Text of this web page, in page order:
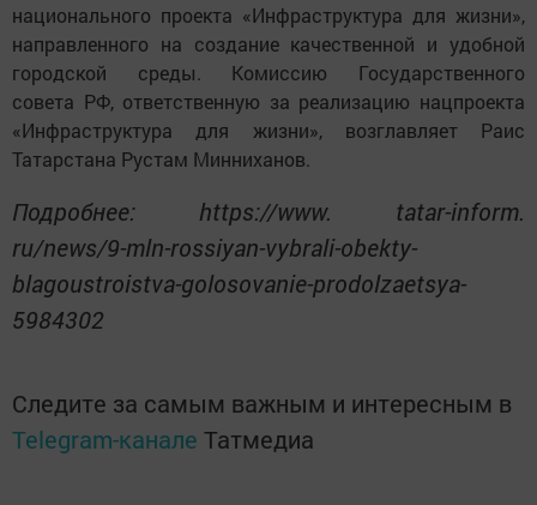
национального проекта «Инфраструктура для жизни»,
направленного на создание качественной и удобной
городской среды. Комиссию Государственного
совета РФ, ответственную за реализацию нацпроекта
«Инфраструктура для жизни», возглавляет Раис
Татарстана Рустам Минниханов.
Подробнее: https://www. tatar-inform.
ru/news/9-mln-rossiyan-vybrali-obekty-
blagoustroistva-golosovanie-prodolzaetsya-
5984302
Следите за самым важным и интересным в
Telegram-канале Татмедиа